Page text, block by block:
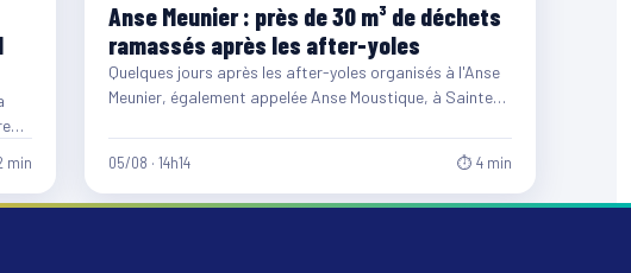
min
Anse Meunier : près de 30 m³ de déchets
ramassés après les after-yoles
Quelques jours après les after-yoles organisés à l'Anse
Meunier, également appelée Anse Moustique, à Sainte-
05/08 · 14h14 ⏱ 4 min